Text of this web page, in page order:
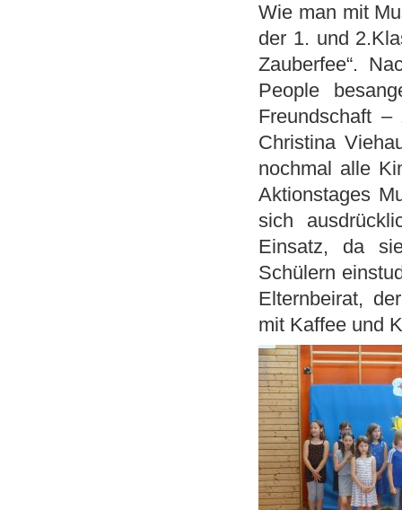
Wie man mit
der 1. und
Zauberfee“.
People
Freundschaft
Christina
nochmal alle
Aktionstages
sich
Einsatz, da
Schülern
Elternbeirat,
mit Kaffee und